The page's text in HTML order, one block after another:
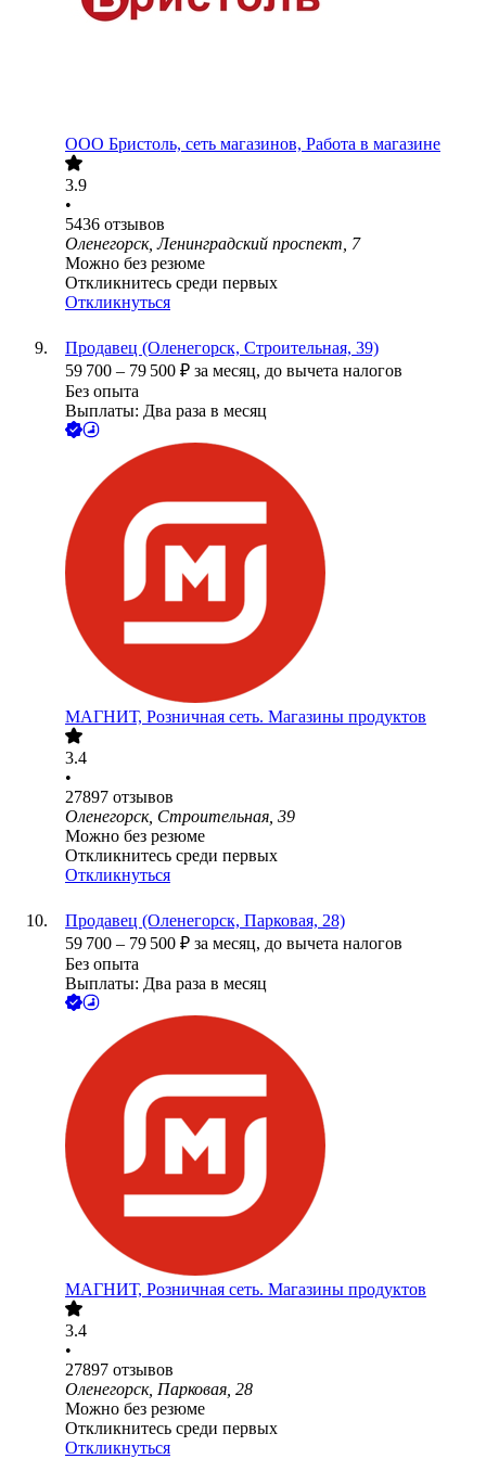
ООО Бристоль, сеть магазинов, Работа в магазине
3.9
•
5436 отзывов
Оленегорск, Ленинградский проспект, 7
Можно без резюме
Откликнитесь среди первых
Откликнуться
Продавец (Оленегорск, Строительная, 39)
59 700 – 79 500 ₽ за месяц, до вычета налогов
Без опыта
Выплаты: Два раза в месяц
МАГНИТ, Розничная сеть. Магазины продуктов
3.4
•
27897 отзывов
Оленегорск, Строительная, 39
Можно без резюме
Откликнитесь среди первых
Откликнуться
Продавец (Оленегорск, Парковая, 28)
59 700 – 79 500 ₽ за месяц, до вычета налогов
Без опыта
Выплаты: Два раза в месяц
МАГНИТ, Розничная сеть. Магазины продуктов
3.4
•
27897 отзывов
Оленегорск, Парковая, 28
Можно без резюме
Откликнитесь среди первых
Откликнуться